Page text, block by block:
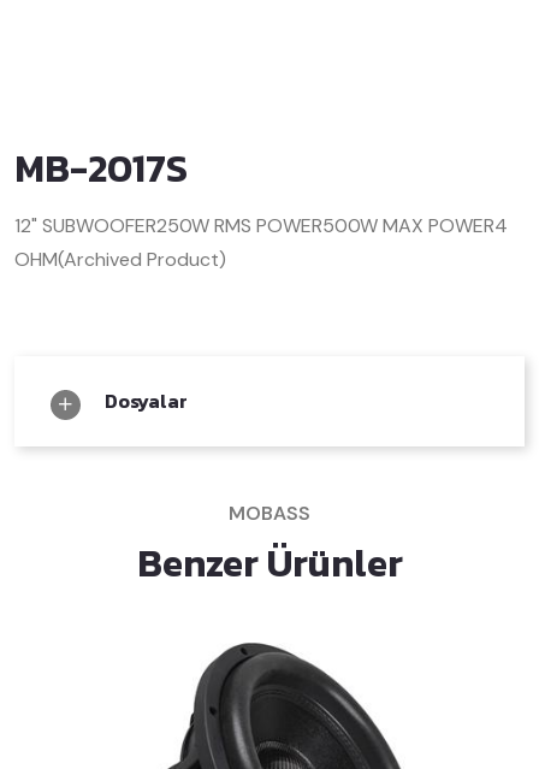
MB-2017S
12" SUBWOOFER250W RMS POWER500W MAX POWER4
OHM(Archived Product)
Dosyalar
MOBASS
Benzer Ürünler